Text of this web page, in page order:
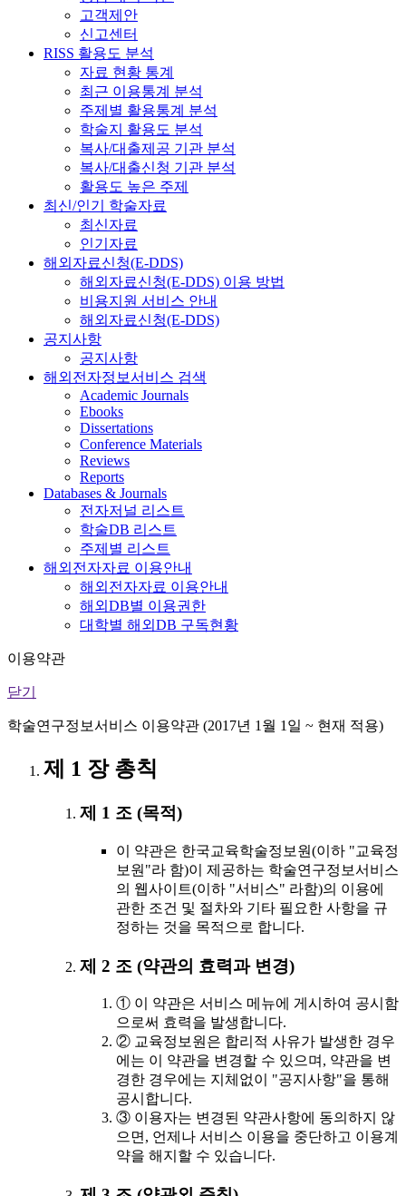
고객제안
신고센터
RISS 활용도 분석
자료 현황 통계
최근 이용통계 분석
주제별 활용통계 분석
학술지 활용도 분석
복사/대출제공 기관 분석
복사/대출신청 기관 분석
활용도 높은 주제
최신/인기 학술자료
최신자료
인기자료
해외자료신청(E-DDS)
해외자료신청(E-DDS) 이용 방법
비용지원 서비스 안내
해외자료신청(E-DDS)
공지사항
공지사항
해외전자정보서비스 검색
Academic Journals
Ebooks
Dissertations
Conference Materials
Reviews
Reports
Databases & Journals
전자저널 리스트
학술DB 리스트
주제별 리스트
해외전자자료 이용안내
해외전자자료 이용안내
해외DB별 이용권한
대학별 해외DB 구독현황
이용약관
닫기
학술연구정보서비스 이용약관 (2017년 1월 1일 ~ 현재 적용)
제 1 장 총칙
제 1 조 (목적)
이 약관은 한국교육학술정보원(이하 "교육정
보원"라 함)이 제공하는 학술연구정보서비스
의 웹사이트(이하 "서비스" 라함)의 이용에
관한 조건 및 절차와 기타 필요한 사항을 규
정하는 것을 목적으로 합니다.
제 2 조 (약관의 효력과 변경)
① 이 약관은 서비스 메뉴에 게시하여 공시함
으로써 효력을 발생합니다.
② 교육정보원은 합리적 사유가 발생한 경우
에는 이 약관을 변경할 수 있으며, 약관을 변
경한 경우에는 지체없이 "공지사항"을 통해
공시합니다.
③ 이용자는 변경된 약관사항에 동의하지 않
으면, 언제나 서비스 이용을 중단하고 이용계
약을 해지할 수 있습니다.